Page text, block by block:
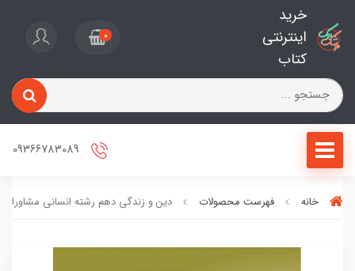
خرید
اینترنتی
کتاب
0
خانه فهرست محصولات دین و زندگی دهم رشته انسانی